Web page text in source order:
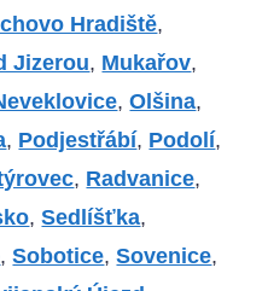
Hradiště,
Jizerou, Mukařov,
,Olšina,
, Podjestřábí, Podolí,
, Radvanice,
,Sedlíšťka,
,Sobotice,Sovenice,